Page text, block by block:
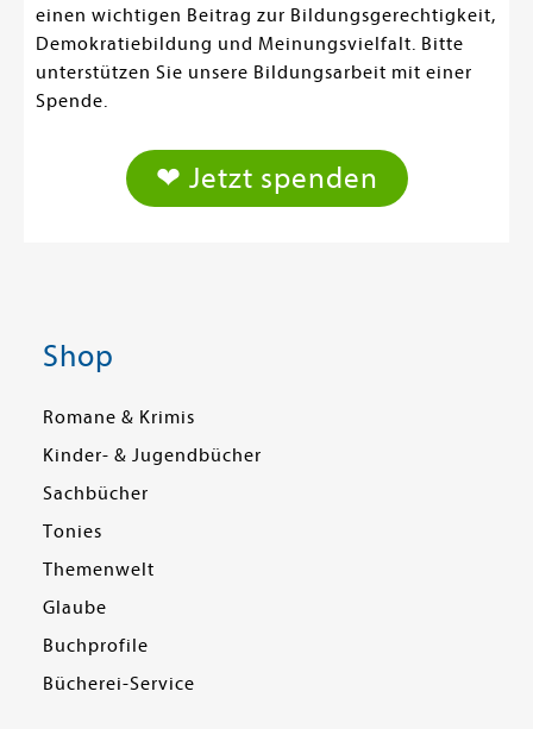
einen wichtigen Beitrag zur Bildungsgerechtigkeit,
Demokratiebildung und Meinungsvielfalt. Bitte
unterstützen Sie unsere Bildungsarbeit mit einer
Spende.
❤ Jetzt spenden
Shop
Romane & Krimis
Kinder- & Jugendbücher
Sachbücher
Tonies
Themenwelt
Glaube
Buchprofile
Bücherei-Service